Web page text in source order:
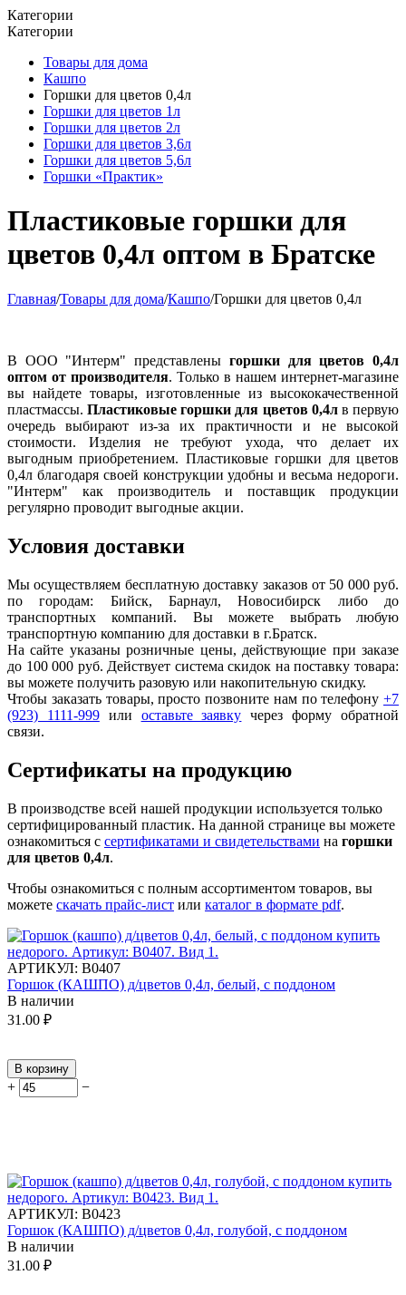
Категории
Категории
Товары для дома
Кашпо
Горшки для цветов 0,4л
Горшки для цветов 1л
Горшки для цветов 2л
Горшки для цветов 3,6л
Горшки для цветов 5,6л
Горшки «Практик»
Пластиковые горшки для
цветов 0,4л оптом в Братске
Главная/Товары для дома/Кашпо/Горшки для цветов 0,4л
В ООО "Интерм" представлены горшки для цветов 0,4л
оптом от производителя. Только в нашем интернет-магазине
вы найдете товары, изготовленные из высококачественной
пластмассы.Пластиковые горшки для цветов 0,4л в первую
очередь выбирают из-за их практичности и не высокой
стоимости. Изделия не требуют ухода, что делает их
выгодным приобретением. Пластиковые горшки для цветов
0,4л благодаря своей конструкции удобны и весьма недороги.
"Интерм" как производитель и поставщик продукции
регулярно проводит выгодные акции.
Условия доставки
Мы осуществляем бесплатную доставку заказов от 50 000 руб.
по городам: Бийск, Барнаул, Новосибирск либо до
транспортных компаний. Вы можете выбрать любую
транспортную компанию для доставки в г.Братск.
На сайте указаны розничные цены, действующие при заказе
до 100 000 руб. Действует система скидок на поставку товара:
вы можете получить разовую или накопительную скидку.
Чтобы заказать товары, просто позвоните нам по телефону +7
(923) 1111-999или оставьте заявку
через форму обратной
связи.
Сертификаты на продукцию
В производстве всей нашей продукции используется только
сертифицированный пластик. На данной странице вы можете
ознакомиться с сертификатами и свидетельствами на горшки
для цветов 0,4л.
Чтобы ознакомиться с полным ассортиментом товаров, вы
можете скачать прайс-лист или каталог в формате pdf.
АРТИКУЛ: В0407
Горшок (КАШПО) д/цветов 0,4л, белый, с поддоном
В наличии
31.00 ₽
В корзину
+ −
АРТИКУЛ: В0423
Горшок (КАШПО) д/цветов 0,4л, голубой, с поддоном
В наличии
31.00 ₽